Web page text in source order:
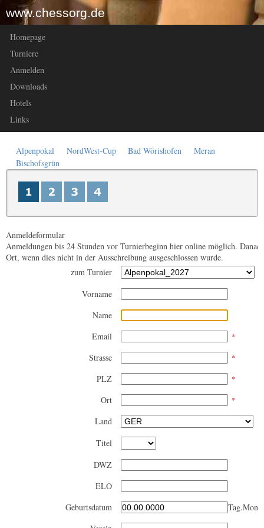
www.chessorg.de
Homepage
Turniere
Anmelden
Downloads
Hotels
Links
Alpenpokal NordWest-Cup Bad Wörishofen
Meran
Bischofsgrün
Anmeldeformular
Anmeldungen bis 24 Stunden vor Turnierbeginn hier online möglich.
Ort, wenn dies nicht in der Ausschreibung ausgeschlossen wurde.
zum Turnier
Vorname
Name
Email
*
Strasse *
PLZ *
Ort *
Land
Titel
DWZ
ELO
Geburtsdatum